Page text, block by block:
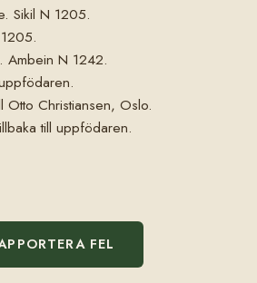
Sikil N 1205.
Ambein N 1242.
Otto Christiansen, Oslo.
till uppfödaren.
FEL